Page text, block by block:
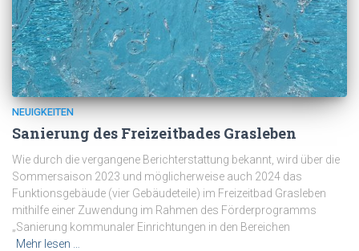
NEUIGKEITEN
Sanierung des Freizeitbades Grasleben
Wie durch die vergangene Berichterstattung bekannt, wird über die
Sommersaison 2023 und möglicherweise auch 2024 das
Funktionsgebäude (vier Gebäudeteile) im Freizeitbad Grasleben
mithilfe einer Zuwendung im Rahmen des Förderprogramms
„Sanierung kommunaler Einrichtungen in den Bereichen
Mehr lesen …